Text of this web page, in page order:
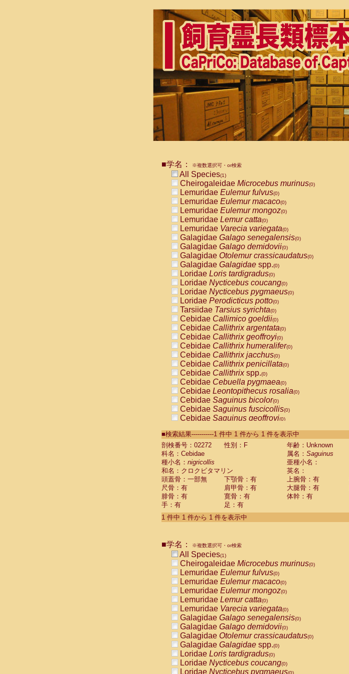
■学名： ※複数選択可・or検索
All Species(1)
Cheirogaleidae Microcebus murinus(0)
Lemuridae Eulemur fulvus(0)
Lemuridae Eulemur macaco(0)
Lemuridae Eulemur mongoz(0)
Lemuridae Lemur catta(0)
Lemuridae Varecia variegata(0)
Galagidae Galago senegalensis(0)
Galagidae Galago demidovii(0)
Galagidae Otolemur crassicaudatus(0)
Galagidae Galagidae spp.(0)
Loridae Loris tardigradus(0)
Loridae Nycticebus coucang(0)
Loridae Nycticebus pygmaeus(0)
Loridae Perodicticus potto(0)
Tarsiidae Tarsius syrichta(0)
Cebidae Callimico goeldii(0)
Cebidae Callithrix argentata(0)
Cebidae Callithrix geoffroyi(0)
Cebidae Callithrix humeralifer(0)
Cebidae Callithrix jacchus(0)
Cebidae Callithrix penicillata(0)
Cebidae Callithrixspp.(0)
Cebidae Cebuella pygmaea(0)
Cebidae Leontopithecus rosalia(0)
Cebidae Saguinus bicolor(0)
Cebidae Saguinus fuscicollis(0)
Cebidae Saguinus geoffroyi(0)
CebidaeSaguinus labiatus(0)
Cebidae Saguinus leucopus (0)
Cebidae
CebidaeSaguinus mystax
CebidaeSaguinus nigricollis (1)
Cebidae Saguinus oedipus
Cebidae Saguinus weddelli
Cebidae Saguinusspp.
Cebidae Aotus trivirgatus
Cebidae Cebus albifrons
CebidaeCebus nigrivittatus
CebidaeCebus
CebidaeSaimiri boliviensis(0)
CebidaeSaimiri sciureus(0)
AtelidaeAlouatta caraya(0)
AtelidaeAlouatta fusca(0)
AtelidaeAlouatta seniculus
AtelidaeAlouattaspp.(0)
AtelidaeAteles belzebuth(0)
AtelidaeAteles geoffroyi(0)
AtelidaeAteles paniscus(0)
AtelidaeAtelesspp.(0)
Atelidae Lagothrix lagothricha
AtelidaeLagothrix lagothricha cana
PitheciidaeCacajao calvus rubicundus
■検索結果-----------1 件中 1 件から 1 件を表示中
剖検番号：02272
性別：F
年齢：Unknown
科名：Cebidae
属名： Saguinus
種小名： nigricollis
亜種小名：
和名：クロクビタマリン
英名：
頭蓋骨：一部無
下顎骨：有 上腕骨：有
尺骨：有
肩甲骨：有 大腿骨：有
腓骨：有
寛骨：有
体幹：有
手：有
足：有
1 件中 1 件から 1 件を表示中
■学名： ※複数選択可・or検索
All Species(1)
Cheirogaleidae Microcebus murinus(0)
Lemuridae Eulemur fulvus(0)
Lemuridae Eulemur macaco(0)
Lemuridae Eulemur mongoz(0)
Lemuridae Lemur catta(0)
Lemuridae Varecia variegata(0)
Galagidae Galago senegalensis(0)
Galagidae Galago demidovii(0)
Galagidae Otolemur crassicaudatus(0)
Galagidae Galagidae spp.(0)
Loridae Loris tardigradus(0)
Loridae Nycticebus coucang(0)
Loridae Nycticebus pygmaeus(0)